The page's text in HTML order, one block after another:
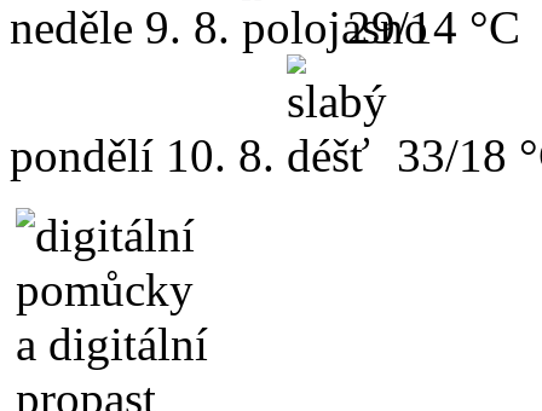
neděle 9. 8. 29/14 °C
pondělí 10. 8. 33/18